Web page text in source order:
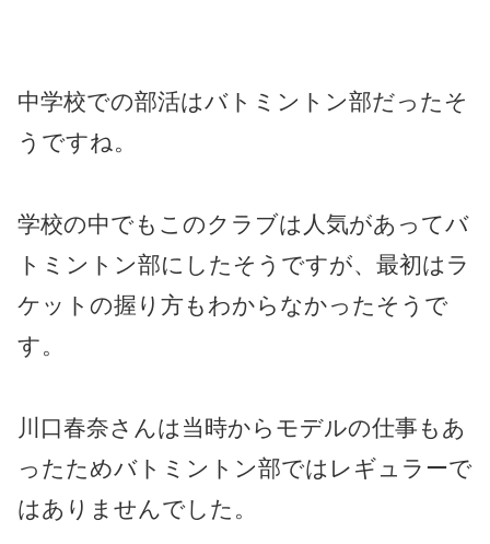
中学校での部活はバトミントン部だったそ
うですね。
学校の中でもこのクラブは人気があってバ
トミントン部にしたそうですが、最初はラ
ケットの握り方もわからなかったそうで
す。
川口春奈さんは当時からモデルの仕事もあ
ったためバトミントン部ではレギュラーで
はありませんでした。